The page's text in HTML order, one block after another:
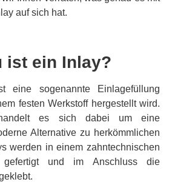
auf sich hat.
ist ein Inlay?
eine sogenannte Einlagefüllung
festen Werkstoff hergestellt wird.
es sich dabei um eine
Alternative zu herkömmlichen
werden in einem zahntechnischen
gefertigt und im Anschluss die